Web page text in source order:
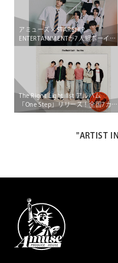
アミューズ×STARSHIP
ENTERTAINMENTが7人組ボーイズ
グループ「AEN」をマネジメント
する大型共同プロジェクト始動！
The Right Light 1st アルバム
「One Step」リリース！全国7カ所
を巡る 初のライブツアー決定
"ARTIST